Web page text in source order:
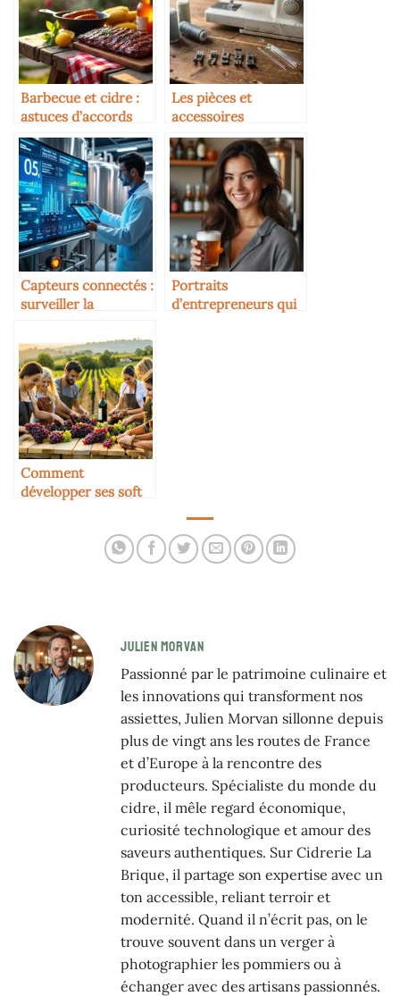
Barbecue et cidre :
astuces d’accords
Les pièces et
accessoires
incontournables
pour votre machine
à coudre
Capteurs connectés :
surveiller la
temps réel
Portraits
d’entrepreneurs qui
Comment
développer ses soft
JULIEN MORVAN
Passionné par le patrimoine culinaire et
les innovations qui transforment nos
assiettes, Julien Morvan sillonne depuis
plus de vingt ans les routes de France
et d’Europe à la rencontre des
producteurs. Spécialiste du monde du
cidre, il mêle regard économique,
curiosité technologique et amour des
saveurs authentiques. Sur Cidrerie La
Brique, il partage son expertise avec un
ton accessible, reliant terroir et
modernité. Quand il n’écrit pas, on le
trouve souvent dans un verger à
photographier les pommiers ou à
échanger avec des artisans passionnés.